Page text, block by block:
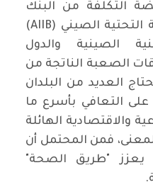
التكلفة من البنك
الآسيوي للاستثمار والبنية التحتية الصيني (AIIB)
الصينية والدول
الصعبة الناتجة من
العديد من البلدان
التعافي بأسرع ما
والاقتصادية الهائلة
فمن المحتمل أن
يعزز "طريق الصحة"